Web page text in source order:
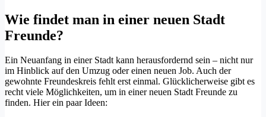
Wie findet man in einer neuen Stadt
Freunde?
Ein Neuanfang in einer Stadt kann herausfordernd sein – nicht nur
im Hinblick auf den Umzug oder einen neuen Job. Auch der
gewohnte Freundeskreis fehlt erst einmal. Glücklicherweise gibt es
recht viele Möglichkeiten, um in einer neuen Stadt Freunde zu
finden. Hier ein paar Ideen: